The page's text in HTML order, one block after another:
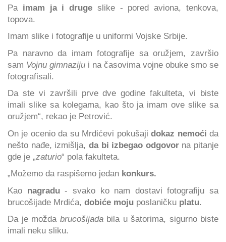
Pa imam ja i druge slike - pored aviona, tenkova,
topova.
Imam slike i fotografije u uniformi Vojske Srbije.
Pa naravno da imam fotografije sa oružjem, završio
sam Vojnu gimnaziju i na časovima vojne obuke smo se
fotografisali.
Da ste vi završili prve dve godine fakulteta, vi biste
imali slike sa kolegama, kao što ja imam ove slike sa
oružjem“, rekao je Petrović.
On je ocenio da su Mrdićevi pokušajidokaz nemoćida
nešto nađe, izmišlja, da bi izbegao odgovorna pitanje
gde je „zaturio“ pola fakulteta.
„Možemo da raspišemo jedan konkurs.
Kao nagradu- svako ko nam dostavi fotografiju sa
brucošijade Mrdića, dobiće moju poslaničku platu.
Da je možda brucošijadabila u šatorima, sigurno biste
imali neku sliku.